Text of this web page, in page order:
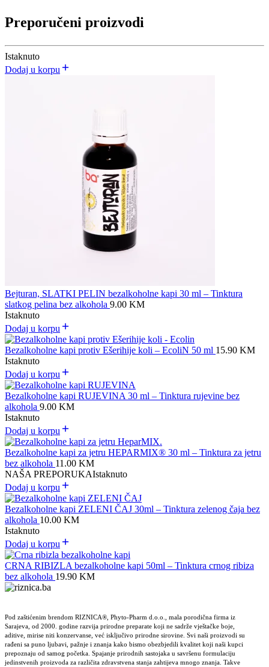
Preporučeni proizvodi
Istaknuto
Dodaj u korpu
Bejturan, SLATKI PELIN bezalkoholne kapi 30 ml – Tinktura
slatkog pelina bez alkohola 9.00 KM
Istaknuto
Dodaj u korpu
Bezalkoholne kapi protiv Ešerihije koli – EcoliN 50 ml 15.90 KM
Istaknuto
Dodaj u korpu
Bezalkoholne kapi RUJEVINA 30 ml – Tinktura rujevine bez
alkohola 9.00 KM
Istaknuto
Dodaj u korpu
Bezalkoholne kapi za jetru HEPARMIX® 30 ml – Tinktura za jetru
bez alkohola 11.00 KM
NAŠA PREPORUKAIstaknuto
Dodaj u korpu
Bezalkoholne kapi ZELENI ČAJ 30ml – Tinktura zelenog čaja bez
alkohola 10.00 KM
Istaknuto
Dodaj u korpu
CRNA RIBIZLA bezalkoholne kapi 50ml – Tinktura crnog ribiza
bez alkohola 19.90 KM
Pod zaštićenim brendom RIZNICA®, Phyto-Pharm d.o.o., mala porodična firma iz
Sarajeva, od 2000. godine razvija prirodne preparate koji ne sadrže vještačke boje,
aditive, mirise niti konzervanse, već isključivo prirodne sirovine. Svi naši proizvodi su
rađeni sa puno ljubavi, pažnje i znanja kako bismo obezbjedili kvalitet koji naši kupci
prepoznaju od samog početka. Spajanje prirodnih sastojaka u savršenu formulaciju
jedinstvenih proizvoda za različita zdravstvena stanja zahtijeva mnogo znanja. Takve